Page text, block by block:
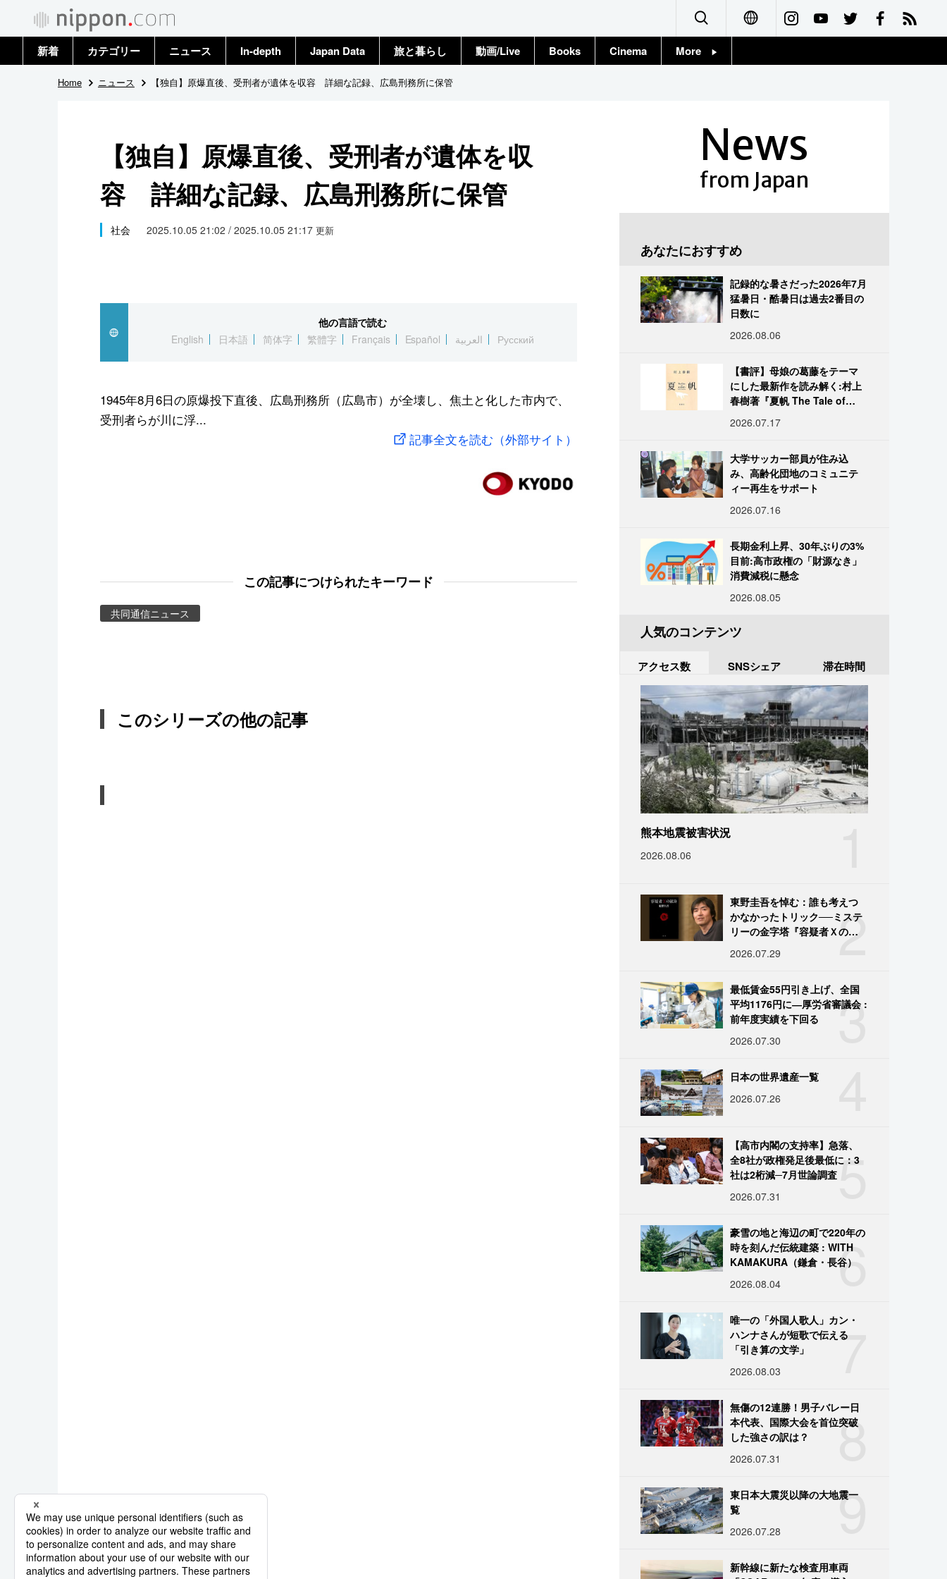
Français
新着 カテゴリー
政治・外交
社会
文化
スポーツ・東京2020
ニュース
トップ
In-depth Japan Data 旅と暮らし 動画/Live Books Cinema More
Home ニュース 【独自】原爆直後、受刑者が遺体を収容 詳細な記録、広島刑務所に保管
【独自】原爆直後、受刑者が遺体を収
容 詳細な記録、広島刑務所に保管
社会 2025.10.05 21:02 / 2025.10.05 21:17 更新
他の言語で読む
English
日本語 简体字 繁體字 Français Español العربية Русский
1945年8月6日の原爆投下直後、広島刑務所（広島市）が全壊し、焦土と化した市内で、
受刑者らが川に浮...
記事全文を読む（外部サイト）
この記事につけられたキーワード
共同通信ニュース
このシリーズの他の記事
News
from Japan
あなたにおすすめ
記録的な暑さだった2026年7月
猛暑日・酷暑日は過去2番目の
日数に
2026.08.06
【書評】母娘の葛藤をテーマ
にした最新作を読み解く:村上
春樹著『夏帆 The Tale of
2026.07.17
大学サッカー部員が住み込
み、高齢化団地のコミュニテ
ィー再生をサポート
2026.07.16
長期金利上昇、30年ぶりの3%
目前:高市政権の「財源なき」
消費減税に懸念
2026.08.05
人気のコンテンツ
アクセス数 SNSシェア 滞在時間
熊本地震被害状況
2026.08.06
2
東野圭吾を悼む：誰も考えつ
かなかったトリック──ミステ
リーの金字塔『容疑者Ｘの献
2026.07.29
3
最低賃金55円引き上げ、全国
平均1176円に―厚労省審議会 :
前年度実績を下回る
2026.07.30
日本の世界遺産一覧
2026.07.26
5
【高市内閣の支持率】急落、
全8社が政権発足後最低に：3
社は2桁減─7月世論調査
2026.07.31
6
豪雪の地と海辺の町で220年の
時を刻んだ伝統建築 : WITH
KAMAKURA（鎌倉・長谷）
2026.08.04
7
唯一の「外国人歌人」カン・
ハンナさんが短歌で伝える
「引き算の文学」
2026.08.03
8
無傷の12連勝！男子バレー日
本代表、国際大会を首位突破
した強さの訳は？
2026.07.31
9
東日本大震災以降の大地震一
覧
2026.07.28
新幹線に新たな検査用車両